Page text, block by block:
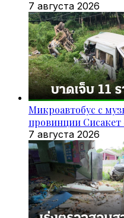
7 августа 2026
Микроавтобус с
провинции
7 августа 2026